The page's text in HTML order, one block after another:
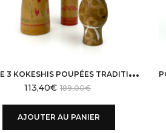
S
ET DE 3 KOKESHIS POUPÉES TRADITIONNELLES JAPONAISES
189,00€
113,40€
AJOUTER AU PANIER